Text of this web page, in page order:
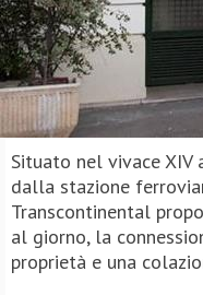
Situato nel vivace
dalla stazione
Transcontinental
al giorno, la
proprietà e una